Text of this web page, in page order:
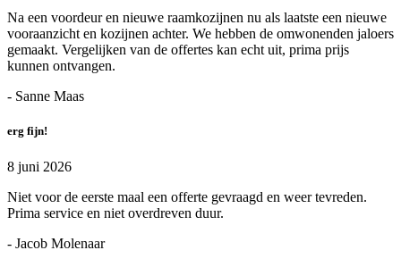
Na een voordeur en nieuwe raamkozijnen nu als laatste een nieuwe
vooraanzicht en kozijnen achter. We hebben de omwonenden jaloers
gemaakt. Vergelijken van de offertes kan echt uit, prima prijs
kunnen ontvangen.
- Sanne Maas
erg fijn!
8 juni 2026
Niet voor de eerste maal een offerte gevraagd en weer tevreden.
Prima service en niet overdreven duur.
- Jacob Molenaar